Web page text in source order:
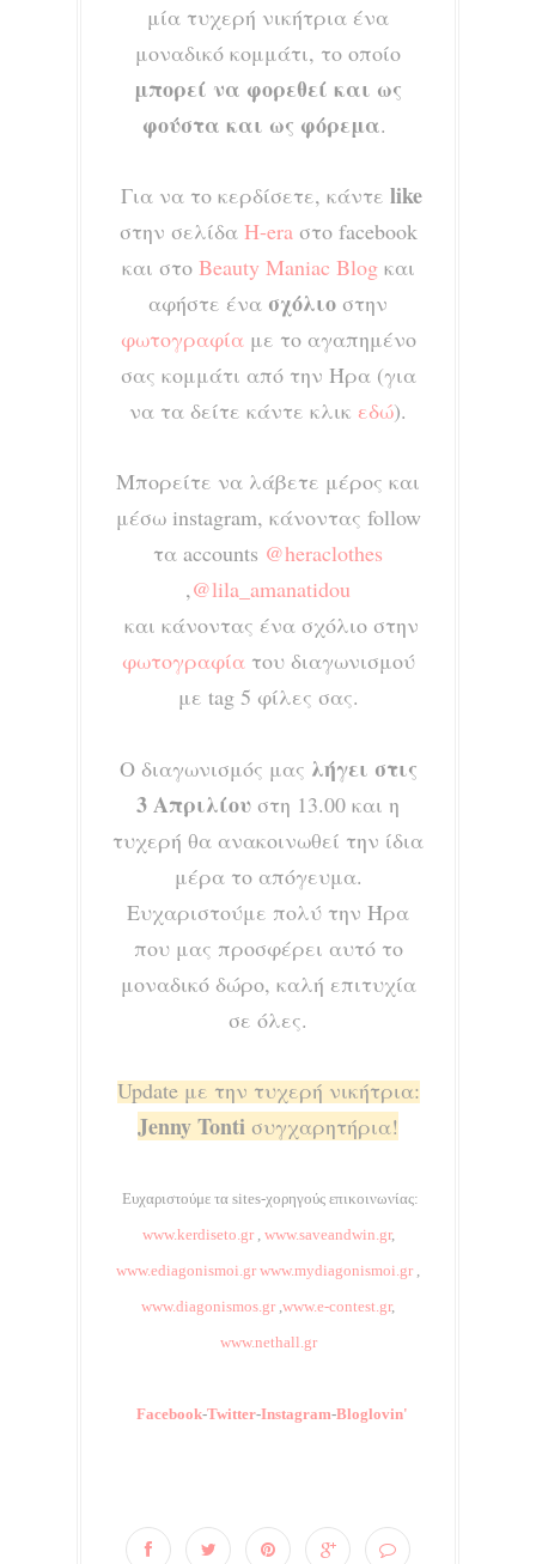
μία τυχερή νικήτρια ένα
μοναδικό κομμάτι, το οποίο
μπορεί να φορεθεί και ως
φούστα και ως φόρεμα.
Για να το κερδίσετε, κάντε like
στην σελίδα H-era στο facebook
και στο Beauty Maniac Blogκαι
αφήστε ένα σχόλιο στην
φωτογραφίαμε το αγαπημένο
σας κομμάτι από την Ήρα (για
να τα δείτε κάντε κλικ εδώ).
Μπορείτε να λάβετε μέρος και
μέσω instagram, κάνοντας follow
τα accounts @heraclothes
,@lila_amanatidou
και κάνοντας ένα σχόλιο στην
φωτογραφίατου διαγωνισμού
με tag 5 φίλες σας.
Ο διαγωνισμός μας λήγει στις
3 Απριλίου στη 13.00 και η
τυχερή θα ανακοινωθεί την ίδια
μέρα το απόγευμα.
Ευχαριστούμε πολύ την Ήρα
που μας προσφέρει αυτό το
μοναδικό δώρο, καλή επιτυχία
σε όλες.
Update με την τυχερή νικήτρια:
Jenny Tonti συγχαρητήρια!
Ευχαριστούμε τα sites-χορηγούς επικοινωνίας:
www.kerdiseto.gr, www.saveandwin.gr,
www.ediagonismoi.gr www.mydiagonismoi.gr
www.diagonismos.gr www.e-contest.gr,
www.nethall.gr
Facebook-Twitter-Instagram-Bloglovin'